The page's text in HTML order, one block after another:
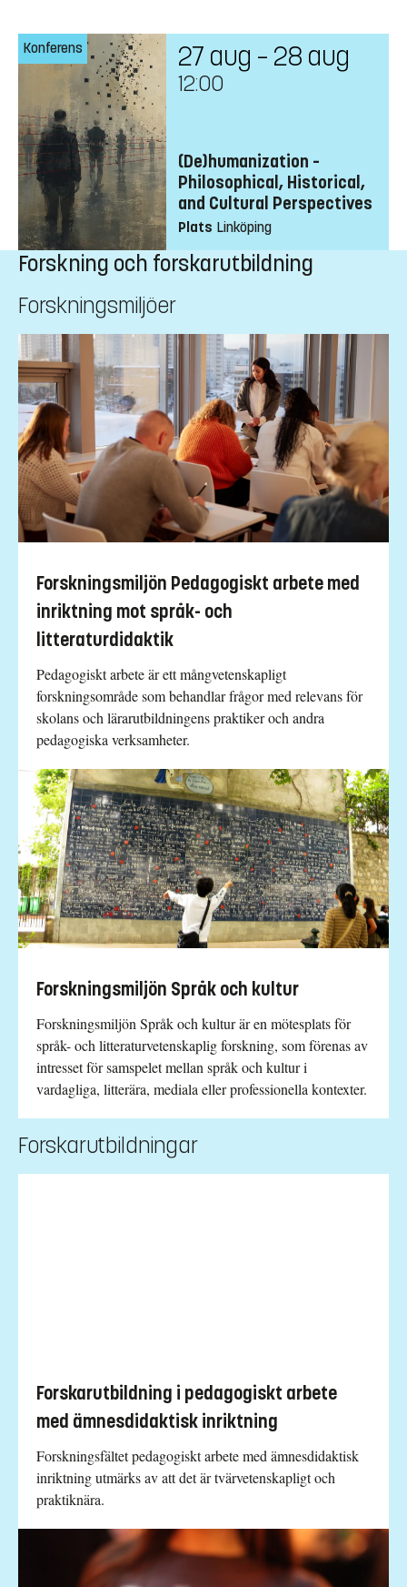
Konferens 27 aug – 28 aug
12:00
(De)humanization –
Philosophical, Historical,
and Cultural Perspectives
Plats Linköping
Forskning och forskarutbildning
Forskningsmiljöer
Forskningsmiljön Pedagogiskt arbete med
inriktning mot språk- och
litteraturdidaktik
Pedagogiskt arbete är ett mångvetenskapligt
forskningsområde som behandlar frågor med relevans för
skolans och lärarutbildningens praktiker och andra
pedagogiska verksamheter.
Forskningsmiljön Språk och kultur
Forskningsmiljön Språk och kultur är en mötesplats för
språk- och litteraturvetenskaplig forskning, som förenas av
intresset för samspelet mellan språk och kultur i
vardagliga, litterära, mediala eller professionella kontexter.
Forskarutbildningar
Forskarutbildning i pedagogiskt arbete
med ämnesdidaktisk inriktning
Forskningsfältet pedagogiskt arbete med ämnesdidaktisk
inriktning utmärks av att det är tvärvetenskapligt och
praktiknära.